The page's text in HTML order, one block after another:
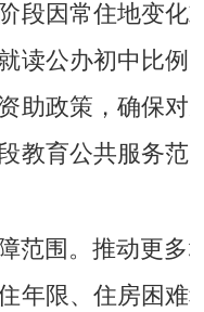
段因常住地变
读公办初中比
助政策，确保
教育公共服务
范围。推动更多
年限、住房困